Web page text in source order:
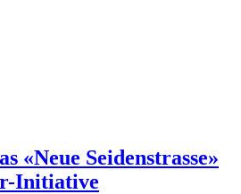
«Neue Seidenstrasse»
Initiative